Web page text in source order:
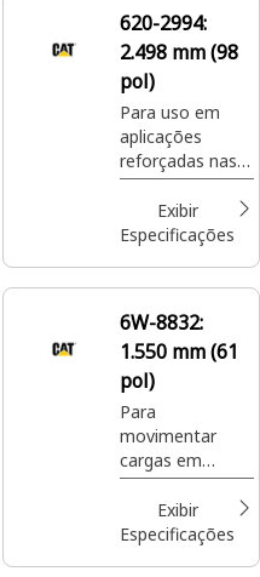
paletizados em
locais de
construção.
620-2994:
2.498 mm (98
pol)
Para uso em
aplicações
reforçadas nas
quais os porta-
garfos de palete
padrão talvez
indicados.
Exibir
Especificações
6W-8832:
1.550 mm (61
pol)
Para
movimentar
cargas em
paletes em
locais de
construção,
Exibir
Especificações